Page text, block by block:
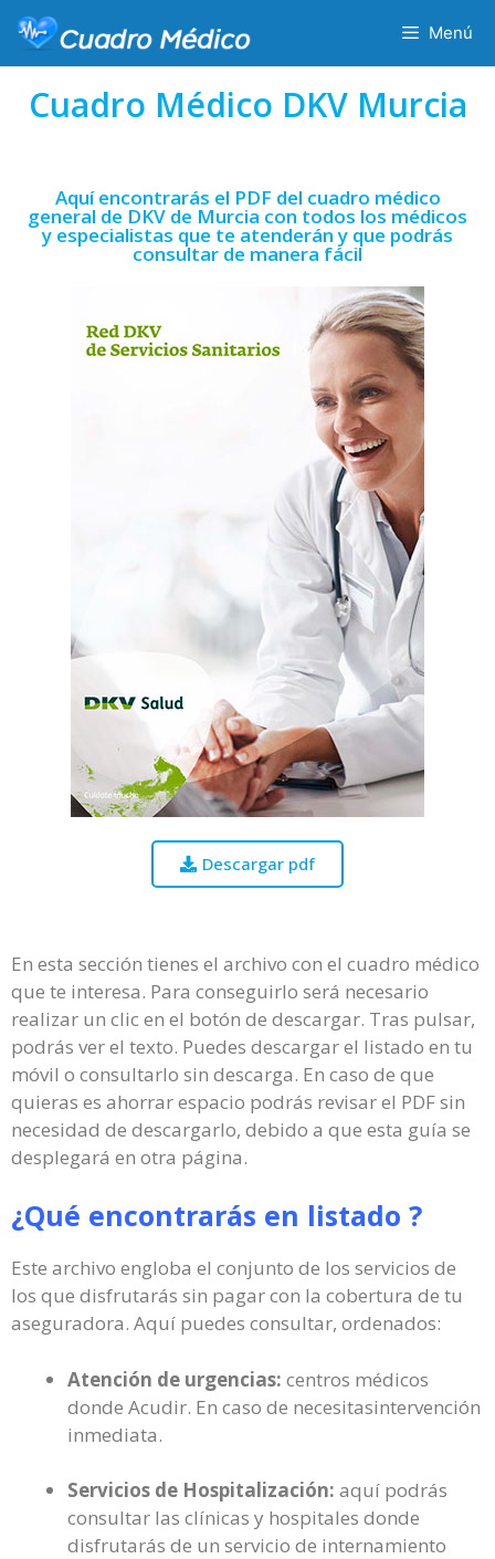
Menú
Cuadro Médico DKV Murcia
Aquí encontrarás el PDF del cuadro médico
general de DKV de Murcia con todos los médicos
y especialistas que te atenderán y que podrás
consultar de manera fácil
Descargar pdf
En esta sección tienes el archivo con el cuadro médico
que te interesa. Para conseguirlo será necesario
realizar un clic en el botón de descargar. Tras pulsar,
podrás ver el texto. Puedes descargar el listado en tu
móvil o consultarlo sin descarga. En caso de que
quieras es ahorrar espacio podrás revisar el PDF sin
necesidad de descargarlo, debido a que esta guía se
desplegará en otra página.
¿Qué encontrarás en listado ?
Este archivo engloba el conjunto de los servicios de
los que disfrutarás sin pagar con la cobertura de tu
aseguradora. Aquí puedes consultar, ordenados:
Atención de urgencias: centros médicos
donde Acudir. En caso de necesitasintervención
inmediata.
Servicios de Hospitalización: aquí podrás
consultar las clínicas y hospitales donde
disfrutarás de un servicio de internamiento